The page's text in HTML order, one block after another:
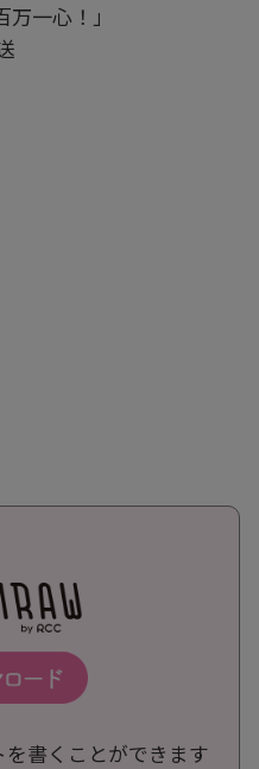
一心！」
書くことができます